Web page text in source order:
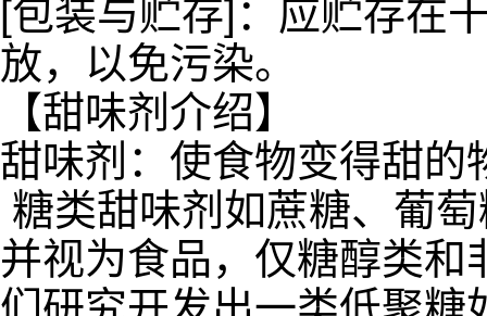
[包装与贮存]：应贮存在
放，以免污染。
【甜味剂介绍】
甜味剂：使食物变得甜的
糖类甜味剂如蔗糖、葡
并视为食品，仅糖醇类